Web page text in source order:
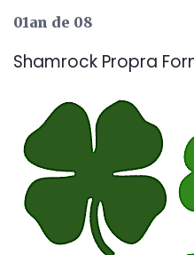
01an de 08
Shamrock Propra